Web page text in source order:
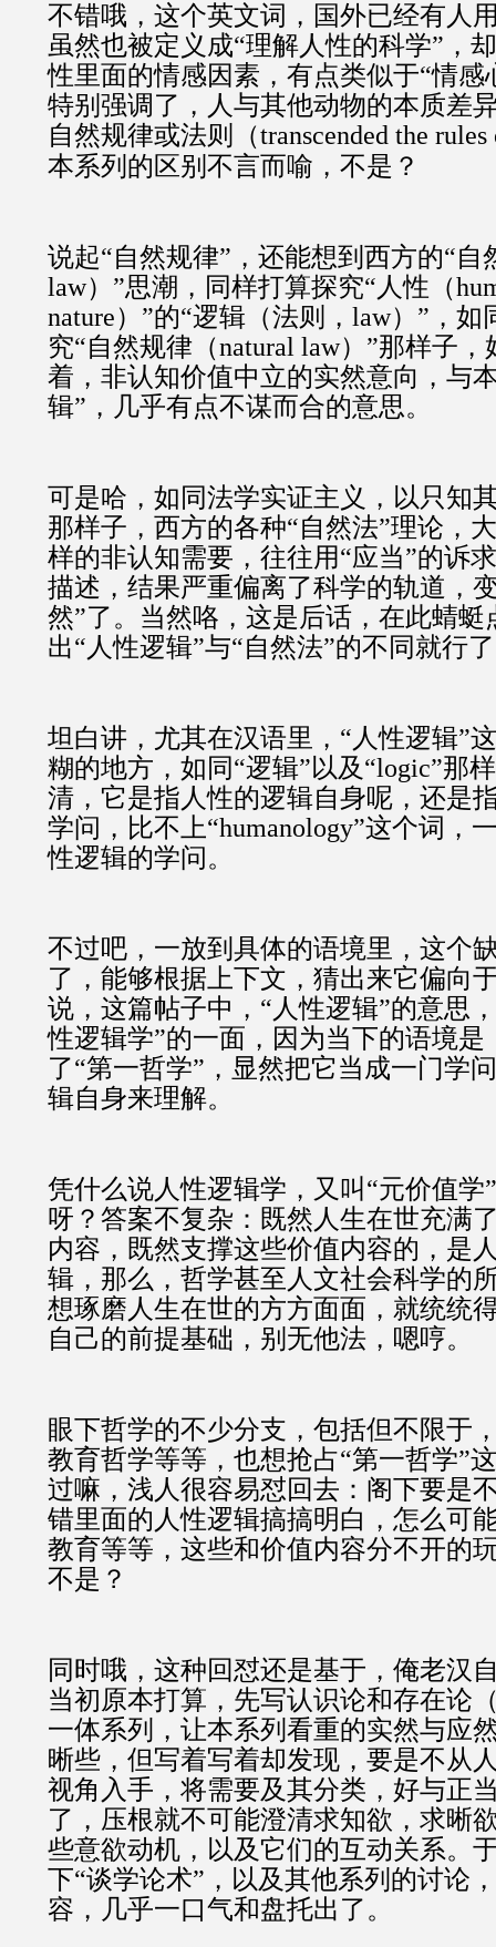
不错哦，这个英文词，国外已经有人
虽然也被定义成“理解人性的科学”，
性里面的情感因素，有点类似于“情感
特别强调了，人与其他动物的本质差
自然规律或法则（transcended the
本系列的区别不言而喻，不是？
说起“自然规律”，还能想到西方的“自
law）”思潮，同样打算探究“人性（
nature）”的“逻辑（法则，law）”，如
究“自然规律（natural law）”那样子，
着，非认知价值中立的实然意向，与
辑”，几乎有点不谋而合的意思。
可是哈，如同法学实证主义，以只知
那样子，西方的各种“自然法”理论，
样的非认知需要，往往用“应当”的诉
描述，结果严重偏离了科学的轨道，
然”了。当然咯，这是后话，在此蜻蜓
出“人性逻辑”与“自然法”的不同就行
坦白讲，尤其在汉语里，“人性逻辑”
糊的地方，如同“逻辑”以及“logic”那
清，它是指人性的逻辑自身呢，还是
学问，比不上“humanology”这个词，
性逻辑的学问。
不过吧，一放到具体的语境里，这个
了，能够根据上下文，猜出来它偏向
说，这篇帖子中，“人性逻辑”的意思
性逻辑学”的一面，因为当下的语境是
了“第一哲学”，显然把它当成一门学
辑自身来理解。
凭什么说人性逻辑学，又叫“元价值学
呀？答案不复杂： 既然人生在世充满
内容，既然支撑这些价值内容的，是
辑，那么，哲学甚至人文社会科学的
想琢磨人生在世的方方面面，就统统
自己的前提基础，别无他法， 嗯哼。
眼下哲学的不少分支，包括但不限于
教育哲学等等，也想抢占“第一哲学”
过嘛，浅人很容易怼回去：阁下要是
错里面的人性逻辑搞搞明白，怎么可
教育等等，这些和价值内容分不开的
不是？
同时哦，这种回怼还是基于，俺老汉
当初原本打算，先写认识论和存在论
一体系列，让本系列看重的实然与应
晰些，但写着写着却发现，要是不从
视角入手，将需要及其分类，好与正
了，压根就不可能澄清求知欲，求晰
些意欲动机，以及它们的互动关系。
下“谈学论术”，以及其他系列的讨论
容，几乎一口气和盘托出了。